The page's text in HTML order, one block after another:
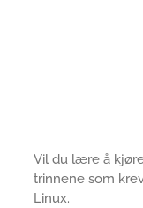
Vil du lære å
trinnene som
Linux.